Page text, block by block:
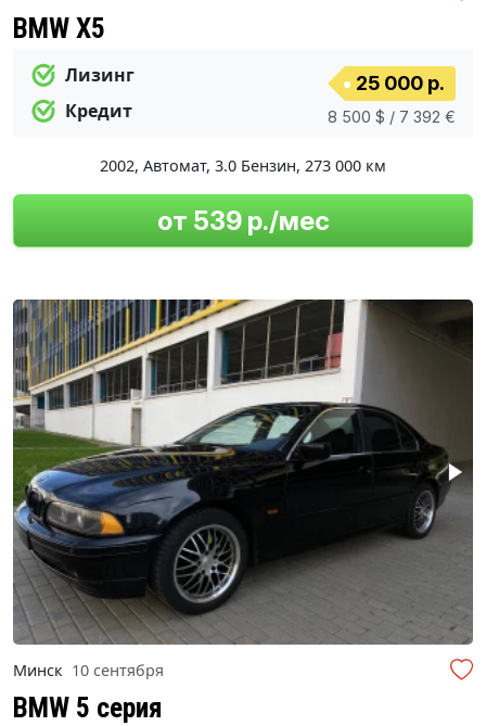
BMW X5
Лизинг
Кредит
25 000 р.
8 500 $ / 7 392 €
2002, Автомат, 3.0 Бензин, 273 000 км
от 539 р./мес
Минск 10 сентября
BMW 5 серия